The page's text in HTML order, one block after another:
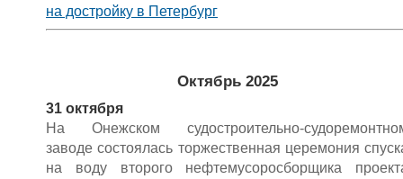
на достройку в Петербург
Октябрь 2025
31 октября
На Онежском судостроительно-
заводе состоялась торжественная церемония
на воду второго нефтемусоросборщика